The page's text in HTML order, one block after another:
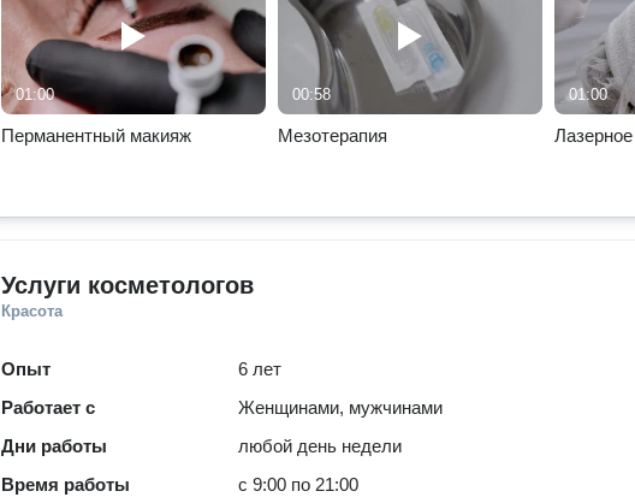
01:00
Перманентный макияж
00:58
Мезотерапия
01:00
Услуги косметологов
Красота
Опыт
6 лет
Работает с
Женщинами, мужчинами
Дни работы
любой день недели
Время работы
с 9:00 по 21:00